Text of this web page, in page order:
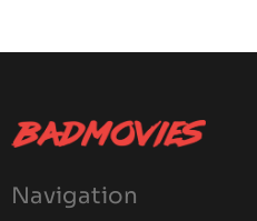
Navigation